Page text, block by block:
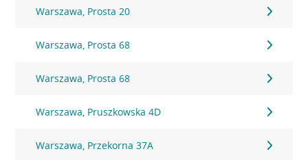
Warszawa, Prosta 20
Warszawa, Prosta 68
Warszawa, Prosta 68
Warszawa, Pruszkowska 4D
Warszawa, Przekorna 37A